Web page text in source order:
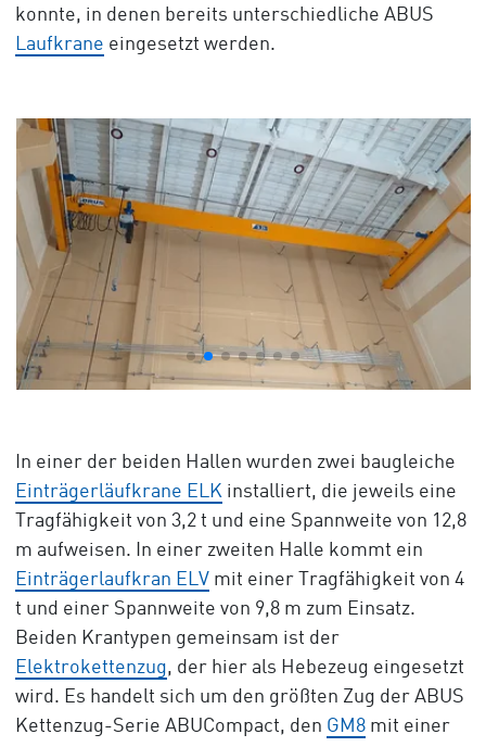
konnte, in denen bereits unterschiedliche ABUS
Laufkrane eingesetzt werden.
In einer der beiden Hallen wurden zwei baugleiche
Einträgerläufkrane ELKinstalliert, die jeweils eine
Tragfähigkeit von 3,2 t und eine Spannweite von 12,8
m aufweisen. In einer zweiten Halle kommt ein
Einträgerlaufkran ELVmit einer Tragfähigkeit von 4
t und einer Spannweite von 9,8 m zum Einsatz.
Beiden Krantypen gemeinsam ist der
Elektrokettenzug, der hier als Hebezeug eingesetzt
wird. Es handelt sich um den größten Zug der ABUS
Kettenzug-Serie ABUCompact, den GM8mit einer